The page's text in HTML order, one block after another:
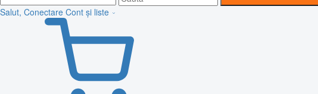
Salut, Conectare Cont și liste